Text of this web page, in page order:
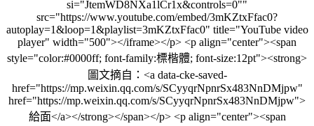
si="JtemWD8NXa1lCr1x&controls=0""
src="https://www.youtube.com/embed/3mKZtxFfac0?
autoplay=1&loop=1&playlist=3mKZtxFfac0" title="YouTube video
player" width="500"></iframe></p> <p align="center"><span
style="color:#0000ff; font-family:標楷體; font-size:12pt"><strong>
圖文摘自：<a data-cke-saved-
href="https://mp.weixin.qq.com/s/SCyyqrNpnrSx483NnDMjpw"
href="https://mp.weixin.qq.com/s/SCyyqrNpnrSx483NnDMjpw">
給面</a></strong></span></p> <p align="center"><span